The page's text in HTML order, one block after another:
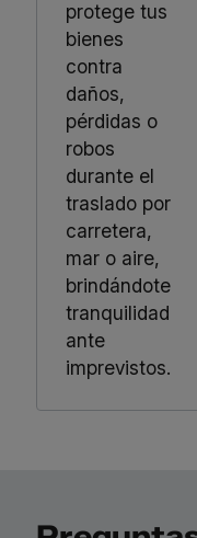
protege tus
bienes
contra
daños,
pérdidas o
robos
durante el
traslado por
carretera,
mar o aire,
brindándote
tranquilidad
ante
imprevistos.